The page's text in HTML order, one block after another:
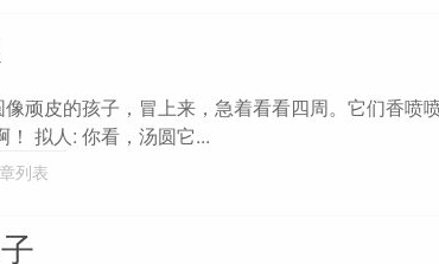
顽皮的孩子，冒上来，急着看看四周。它们香喷
拟人: 你看，汤圆它...
列表